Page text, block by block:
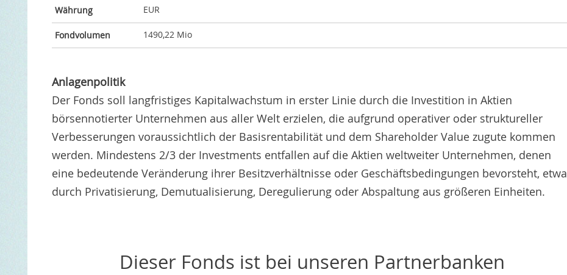
Währung EUR
Fondvolumen 1490,22 Mio
Anlagenpolitik
Der Fonds soll langfristiges Kapitalwachstum in erster Linie durch die Investition in Aktien
börsennotierter Unternehmen aus aller Welt erzielen, die aufgrund operativer oder struktureller
Verbesserungen voraussichtlich der Basisrentabilität und dem Shareholder Value zugute kommen
werden. Mindestens 2/3 der Investments entfallen auf die Aktien weltweiter Unternehmen, denen
eine bedeutende Veränderung ihrer Besitzverhältnisse oder Geschäftsbedingungen bevorsteht, etwa
durch Privatisierung, Demutualisierung, Deregulierung oder Abspaltung aus größeren Einheiten.
Dieser Fonds ist bei unseren Partnerbanken